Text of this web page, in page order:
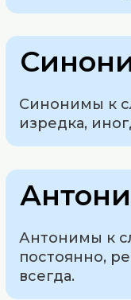
Синонимы к
изредка,
Антонимы к
постоянно,
всегда.